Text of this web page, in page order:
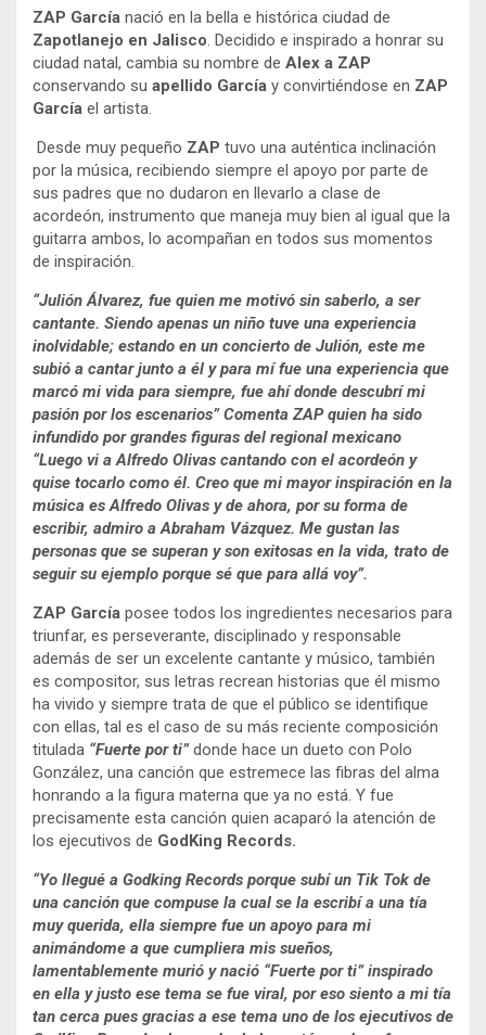
ZAP García nació en la bella e histórica ciudad de
Zapotlanejo en Jalisco. Decidido e inspirado a honrar su
ciudad natal, cambia su nombre de Alex a ZAP
conservando su apellido García y convirtiéndose en ZAP
García el artista.
Desde muy pequeño ZAP tuvo una auténtica inclinación
por la música, recibiendo siempre el apoyo por parte de
sus padres que no dudaron en llevarlo a clase de
acordeón, instrumento que maneja muy bien al igual que la
guitarra ambos, lo acompañan en todos sus momentos
de inspiración.
“Julión Álvarez, fue quien me motivó sin saberlo, a ser
cantante. Siendo apenas un niño tuve una experiencia
inolvidable; estando en un concierto de Julión, este me
subió a cantar junto a él y para mí fue una experiencia que
marcó mi vida para siempre, fue ahí donde descubrí mi
pasión por los escenarios” Comenta ZAP quien ha sido
infundido por grandes figuras del regional mexicano
“Luego vi a Alfredo Olivas cantando con el acordeón y
quise tocarlo como él. Creo que mi mayor inspiración en la
música es Alfredo Olivas y de ahora, por su forma de
escribir, admiro a Abraham Vázquez. Me gustan las
personas que se superan y son exitosas en la vida, trato de
seguir su ejemplo porque sé que para allá voy”.
ZAP García posee todos los ingredientes necesarios para
triunfar, es perseverante, disciplinado y responsable
además de ser un excelente cantante y músico, también
es compositor, sus letras recrean historias que él mismo
ha vivido y siempre trata de que el público se identifique
con ellas, tal es el caso de su más reciente composición
titulada “Fuerte por ti”donde hace un dueto con Polo
González, una canción que estremece las fibras del alma
honrando a la figura materna que ya no está. Y fue
precisamente esta canción quien acaparó la atención de
los ejecutivos de GodKing Records.
“Yo llegué a Godking Records porque subí un Tik Tok de
una canción que compuse la cual se la escribí a una tía
muy querida, ella siempre fue un apoyo para mi
animándome a que cumpliera mis sueños,
lamentablemente murió y nació “Fuerte por ti” inspirado
en ella y justo ese tema se fue viral, por eso siento a mi tía
tan cerca pues gracias a ese tema uno de los ejecutivos de